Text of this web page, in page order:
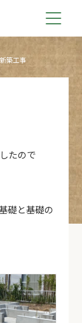
築工事
たので
礎と基礎の